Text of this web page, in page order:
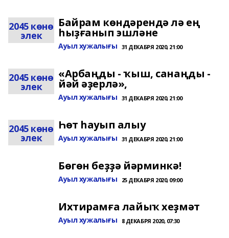
2045 көнө
элек
Байрам көндәрендә лә ең
һыҙғанып эшләне
Ауыл хужалығы 31 ДЕКАБРЯ 2020, 21:00
2045 көнө
элек
«Арбаңды - ҡыш, санаңды -
йәй әҙерлә»,
Ауыл хужалығы 31 ДЕКАБРЯ 2020, 21:00
2045 көнө
элек
Һөт һауып алыу
Ауыл хужалығы 31 ДЕКАБРЯ 2020, 21:00
Бөгөн беҙҙә йәрминкә!
Ауыл хужалығы 25 ДЕКАБРЯ 2020, 09:00
Ихтирамға лайыҡ хеҙмәт
Ауыл хужалығы 8 ДЕКАБРЯ 2020, 07:30